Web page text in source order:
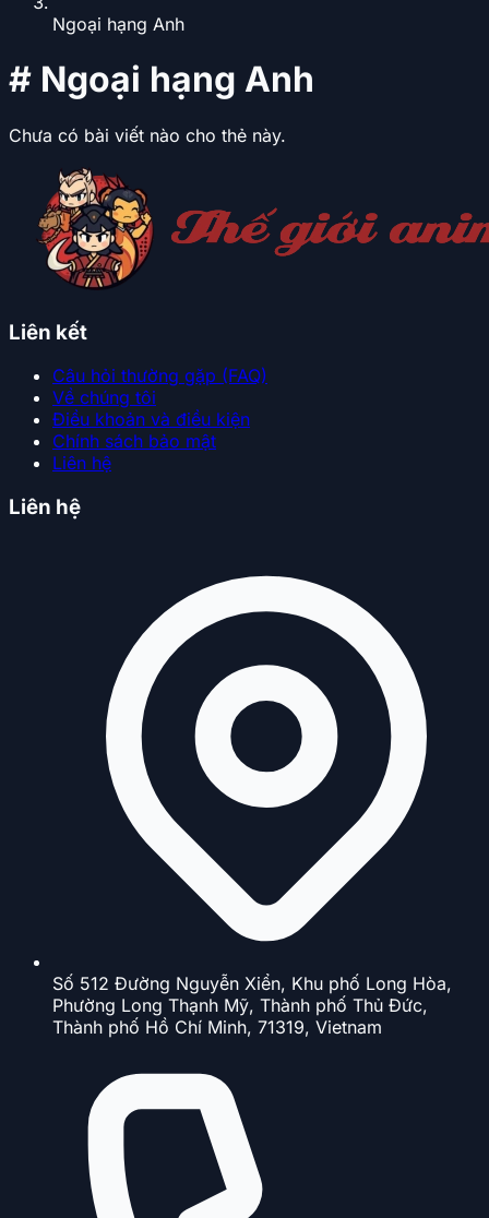
Ngoại hạng Anh
# Ngoại hạng Anh
Chưa có bài viết nào cho thẻ này.
Liên kết
Câu hỏi thường gặp (FAQ)
Về chúng tôi
Điều khoản và điều kiện
Chính sách bảo mật
Liên hệ
Liên hệ
Số 512 Đường Nguyễn Xiển, Khu phố Long Hòa,
Phường Long Thạnh Mỹ, Thành phố Thủ Đức,
Thành phố Hồ Chí Minh, 71319, Vietnam